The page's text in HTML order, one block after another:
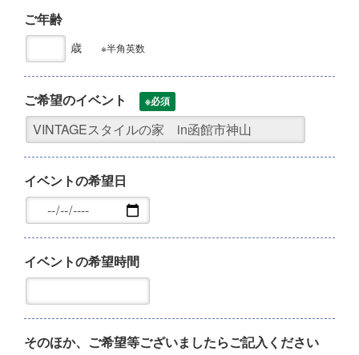
ご年齢
歳 ※半角英数
ご希望のイベント ※必須
イベントの希望日
イベントの希望時間
そのほか、ご希望等ございましたらご記入ください